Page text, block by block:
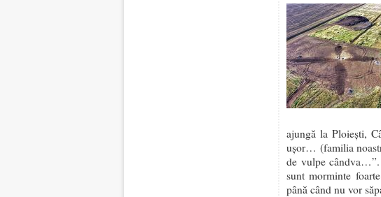
ajungă la Ploiești,
ușor… (familia
de vulpe cândva…”.
sunt morminte
până când nu vor